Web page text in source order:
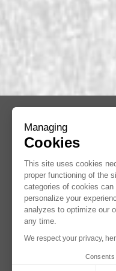
Le
du Pays d’Apt
association
1952.
Son but est
l’intermédiaire
Managing
Cookies
This site uses cookies
proper functioning of the
categories of cookies can
personalize your
analyzes to optimize our
any time.
We respect your privacy,